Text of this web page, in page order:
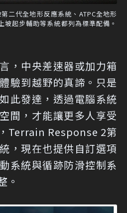
二代全地形反應系統、ATPC全地形
起步輔助等系統都列為標準配備。
，中央差速器或加力箱
驗到越野的真諦。只是
此發達，透過電腦系統
間，才能讓更多人享受
Terrain Response 2第
，現在也提供自訂選項
系統與循跡防滑控制系
。